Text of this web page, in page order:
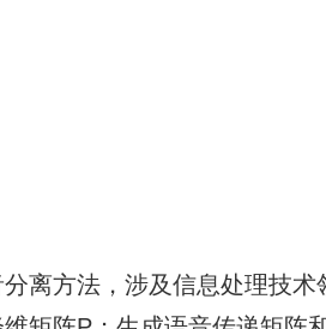
离方法，涉及信息处理技